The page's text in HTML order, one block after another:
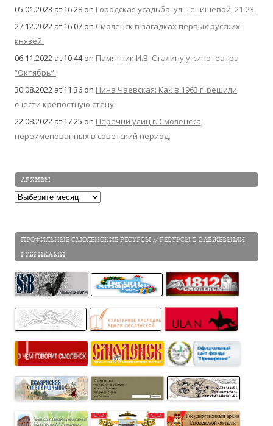
05.01.2023 at 16:28 on Городская усадьба: ул. Тенишевой, 21-23.
27.12.2022 at 16:07 on Смоленск в загадках первых русских
князей.
06.11.2022 at 10:44on Памятник И.В. Сталину у кинотеатра
“Октябрь”.
30.08.2022 at 11:36 on Нина Чаевская: Как в 1963 г. решили
снести крепостную стену.
22.08.2022 at 17:25 on Перечни улиц г. Смоленска,
переименованных в советский период.
АРХИВЫ
Архивы
ПРОФИЛЬНЫЕ СМОЛЕНСКИЕ РЕСУРСЫ // РЕСУРСЫ С САБЖЕВЫМИ
РУБРИКАМИ